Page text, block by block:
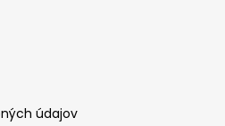
údajov